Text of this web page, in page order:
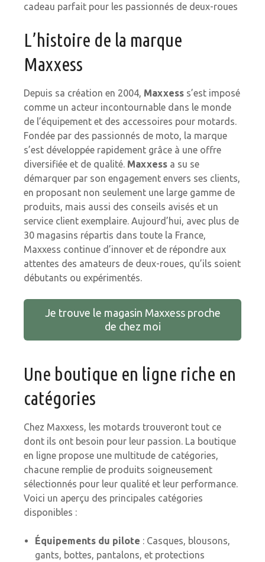
cadeau parfait pour les passionnés de deux-roues
L’histoire de la marque
Maxxess
Depuis sa création en 2004, Maxxess s’est imposé
comme un acteur incontournable dans le monde
de l’équipement et des accessoires pour motards.
Fondée par des passionnés de moto, la marque
s’est développée rapidement grâce à une offre
diversifiée et de qualité. Maxxess a su se
démarquer par son engagement envers ses clients,
en proposant non seulement une large gamme de
produits, mais aussi des conseils avisés et un
service client exemplaire. Aujourd’hui, avec plus de
30 magasins répartis dans toute la France,
Maxxess continue d’innover et de répondre aux
attentes des amateurs de deux-roues, qu’ils soient
débutants ou expérimentés.
Je trouve le magasin Maxxess proche
de chez moi
Une boutique en ligne riche en
catégories
Chez Maxxess, les motards trouveront tout ce
dont ils ont besoin pour leur passion. La boutique
en ligne propose une multitude de catégories,
chacune remplie de produits soigneusement
sélectionnés pour leur qualité et leur performance.
Voici un aperçu des principales catégories
disponibles :
Équipements du pilote : Casques, blousons,
gants, bottes, pantalons, et protections